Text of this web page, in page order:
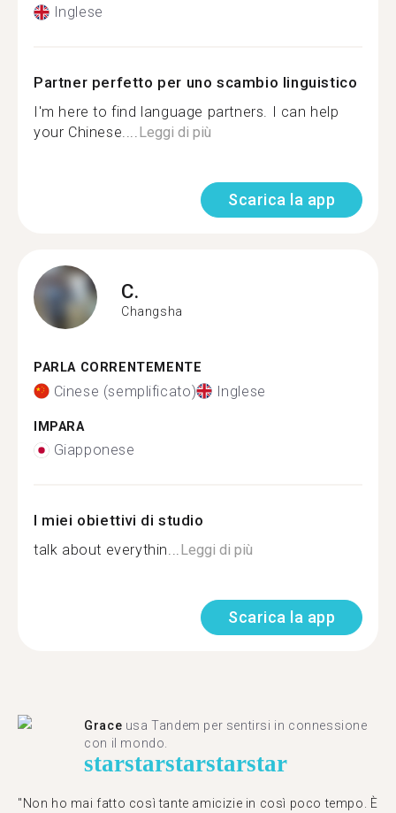
Inglese
Partner perfetto per uno scambio linguistico
I'm here to find language partners. I can help
your Chinese....Leggi di più
Scarica la app
C.
Changsha
PARLA CORRENTEMENTE
Cinese (semplificato) Inglese
IMPARA
Giapponese
I miei obiettivi di studio
talk about everythin...Leggi di più
Scarica la app
Grace usa Tandem per sentirsi in connessione
con il mondo.
starstarstarstarstar
"Non ho mai fatto così tante amicizie in così poco tempo. È